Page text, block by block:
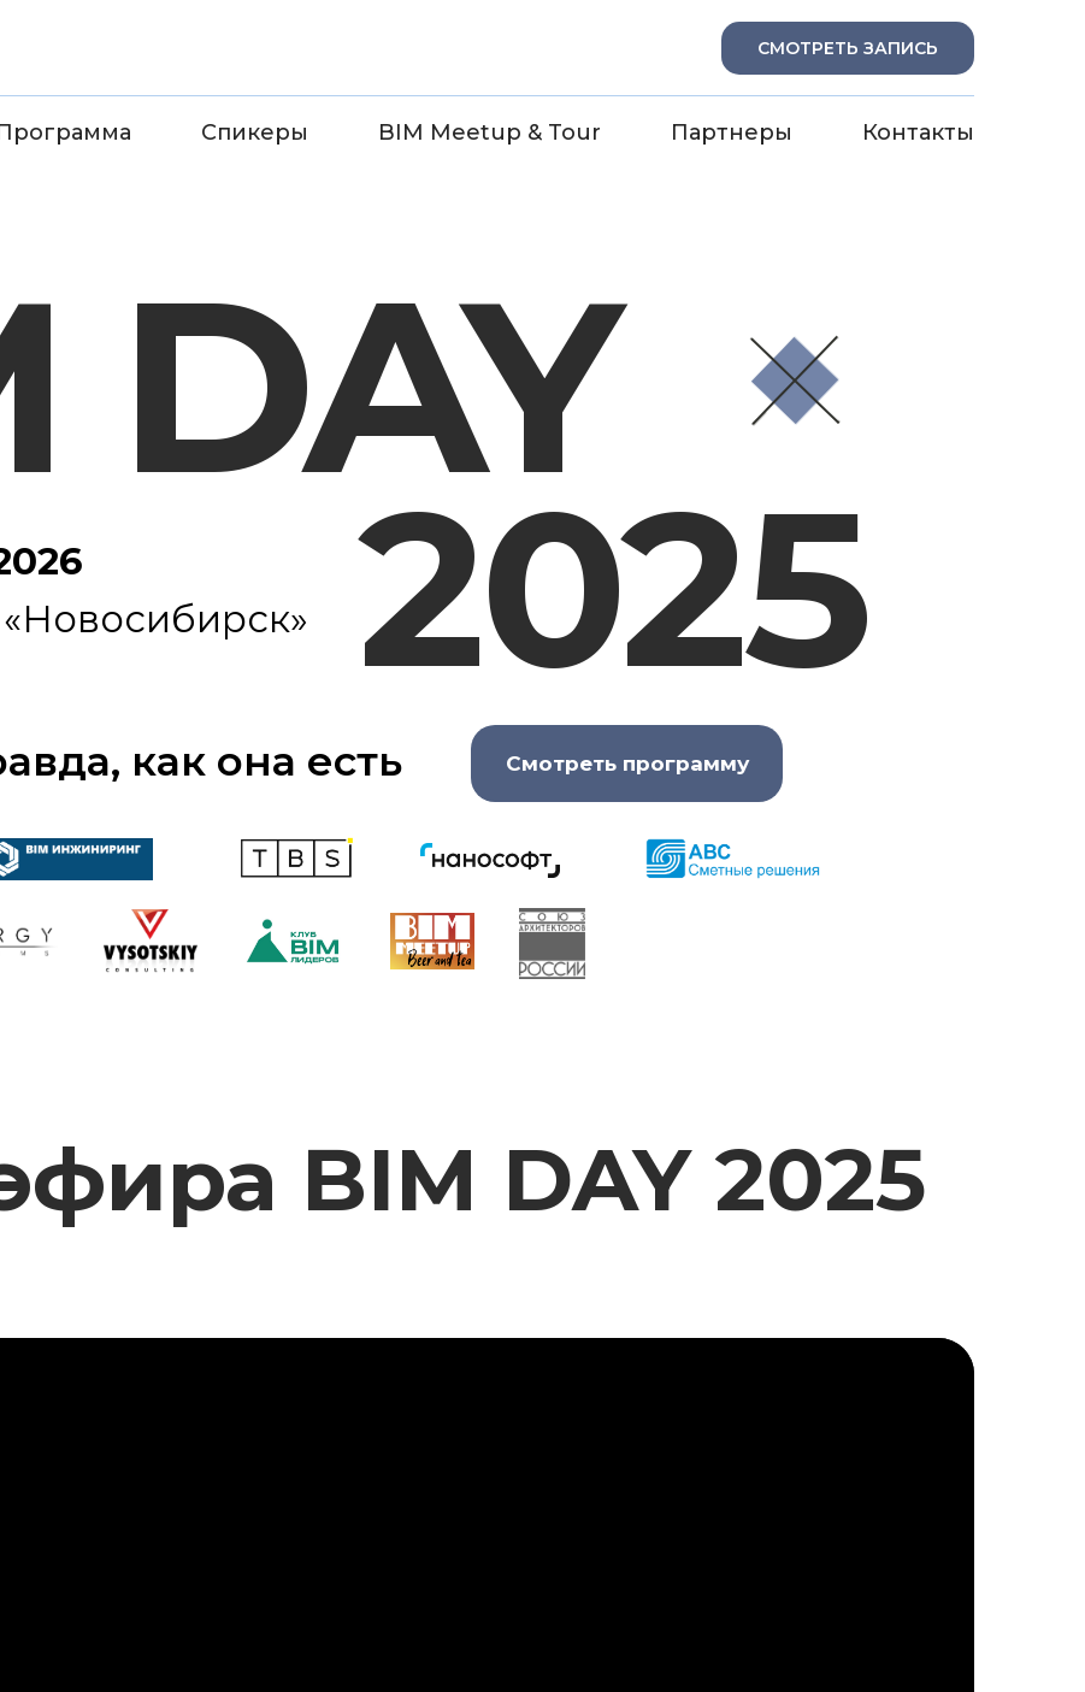
СМОТРЕТЬ ЗАПИСЬ
Спикеры BIM Meetup & Tour Партнеры Контакты
Программа Спикеры BIM MEETUP & TOUR Контакты СМОТРЕТЬ ЗАПИСЬ
2025
DAY
Смотреть программу
как она есть
BIM DAY 2025